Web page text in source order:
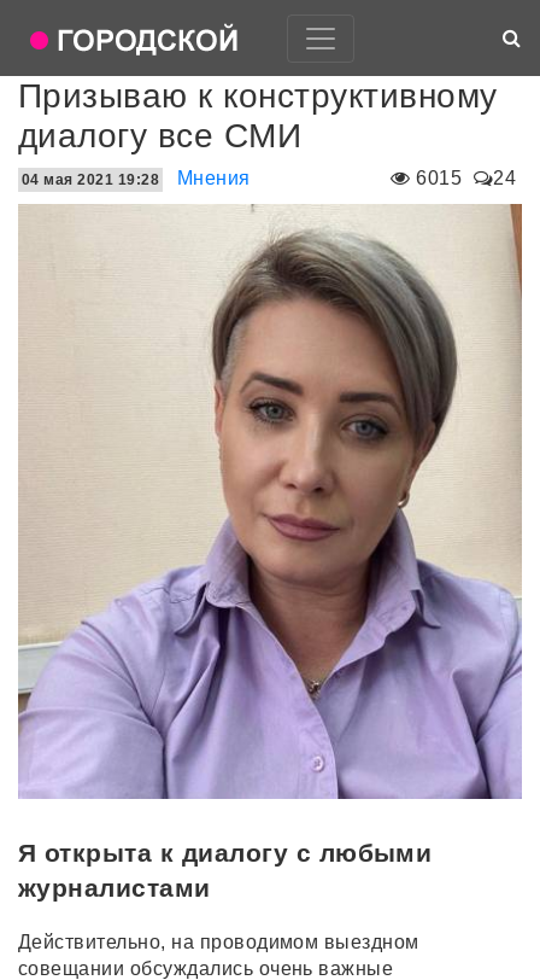
Призываю к конструктивному
диалогу все СМИ
6015 24
04 мая 2021 19:28 Мнения
Я открыта к диалогу с любыми
журналистами
Действительно, на проводимом выездном
совещании обсуждались очень важные